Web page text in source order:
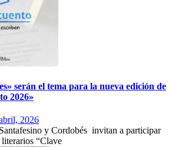
serán el tema para la nueva edición de
2026»
2026
y Cordobés invitan a participar
“Clave